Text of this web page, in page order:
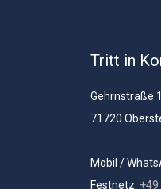
Tritt in
Gehrnstraße
71720
Mobil /
Festnetz: